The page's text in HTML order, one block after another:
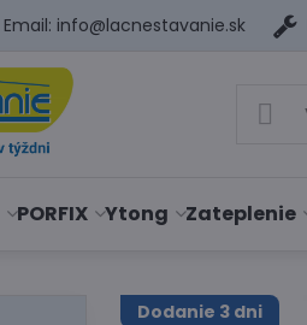
Email: info@lacnestavanie.sk
PORFIX Ytong Zateplenie
Dodanie 3 dni